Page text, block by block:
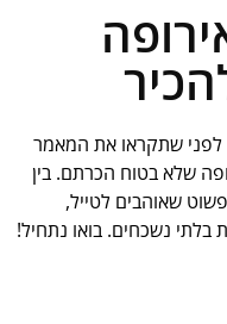
לפני שתקראו את המאמר
באירופה שלא בטוח הכרתם. בין
שאוהבים לטייל,
בלתי נשכחים. בואו נתחיל!